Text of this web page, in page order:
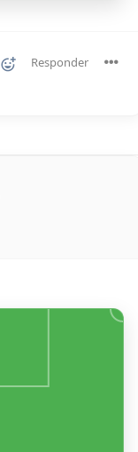
Responder